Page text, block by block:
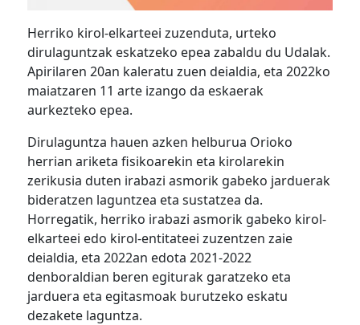
Herriko kirol-elkarteei zuzenduta, urteko
dirulaguntzak eskatzeko epea zabaldu du Udalak.
Apirilaren 20an kaleratu zuen deialdia, eta 2022ko
maiatzaren 11 arte izango da eskaerak
aurkezteko epea.
Dirulaguntza hauen azken helburua Orioko
herrian ariketa fisikoarekin eta kirolarekin
zerikusia duten irabazi asmorik gabeko jarduerak
bideratzen laguntzea eta sustatzea da.
Horregatik, herriko irabazi asmorik gabeko kirol-
elkarteei edo kirol-entitateei zuzentzen zaie
deialdia, eta 2022an edota 2021-2022
denboraldian beren egiturak garatzeko eta
jarduera eta egitasmoak burutzeko eskatu
dezakete laguntza.